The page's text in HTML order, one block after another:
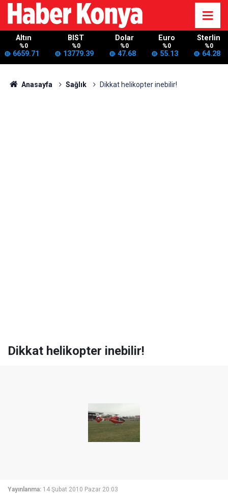
Altın
%0
6659.71
BIST
%0
13779.39
Dolar
%0
47.68
Euro
%0
55.13
Sterlin
%0
64.28
Anasayfa Sağlık Dikkat helikopter inebilir!
Dikkat helikopter inebilir!
Yayınlanma: 14 Şubat 2010 Pazar 20:03